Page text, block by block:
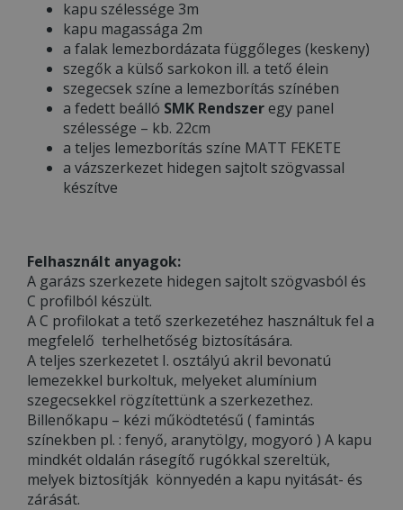
kapu szélessége 3m
kapu magassága 2m
a falak lemezbordázata függőleges (keskeny)
szegők a külső sarkokon ill. a tető élein
szegecsek színe a lemezborítás színében
a fedett beálló SMK Rendszeregy panel
szélessége – kb. 22cm
a teljes lemezborítás színe MATT FEKETE
a vázszerkezet hidegen sajtolt szögvassal
készítve
Felhasznált anyagok:
A garázs szerkezete hidegen sajtolt szögvasból és
C profilból készült.
A C profilokat a tető szerkezetéhez használtuk fel a
megfelelő terhelhetőség biztosítására.
A teljes szerkezetet I. osztályú akril bevonatú
lemezekkel burkoltuk, melyeket alumínium
szegecsekkel rögzítettünk a szerkezethez.
Billenőkapu – kézi működtetésű ( famintás
színekben pl. : fenyő, aranytölgy, mogyoró ) A kapu
mindkét oldalán rásegítő rugókkal szereltük,
melyek biztosítják könnyedén a kapu nyitását- és
zárását.